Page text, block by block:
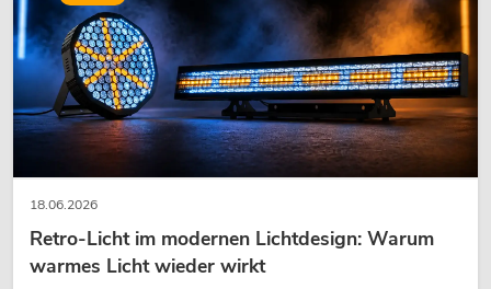
18.06.2026
Retro-Licht im modernen Lichtdesign: Warum
warmes Licht wieder wirkt